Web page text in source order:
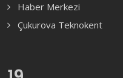
Haber Merkezi
Çukurova Teknokent